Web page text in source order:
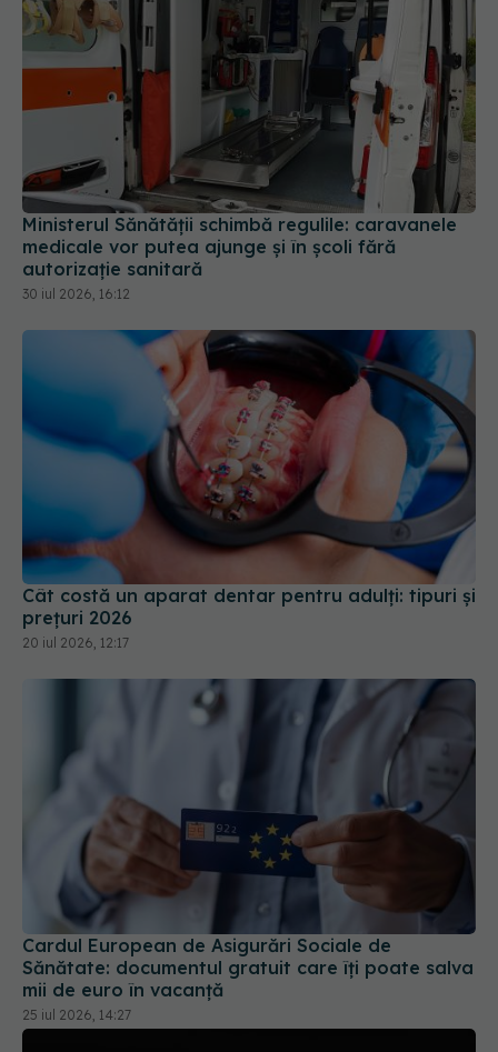
Ministerul Sănătății schimbă regulile: caravanele
medicale vor putea ajunge și în școli fără
autorizație sanitară
30 iul 2026, 16:12
Cât costă un aparat dentar pentru adulți: tipuri și
prețuri 2026
20 iul 2026, 12:17
Cardul European de Asigurări Sociale de
Sănătate: documentul gratuit care îți poate salva
mii de euro în vacanță
25 iul 2026, 14:27